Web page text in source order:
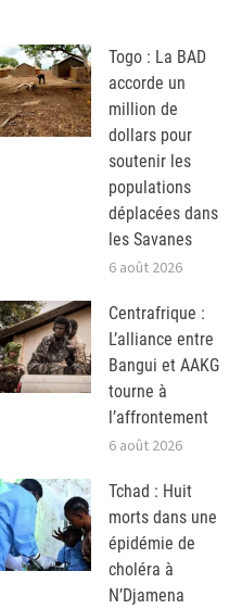
Togo : La BAD
accorde un
million de
dollars pour
soutenir les
populations
déplacées dans
les Savanes
6 août 2026
Centrafrique :
L’alliance entre
Bangui et AAKG
tourne à
l’affrontement
6 août 2026
Tchad : Huit
morts dans une
épidémie de
choléra à
N’Djamena